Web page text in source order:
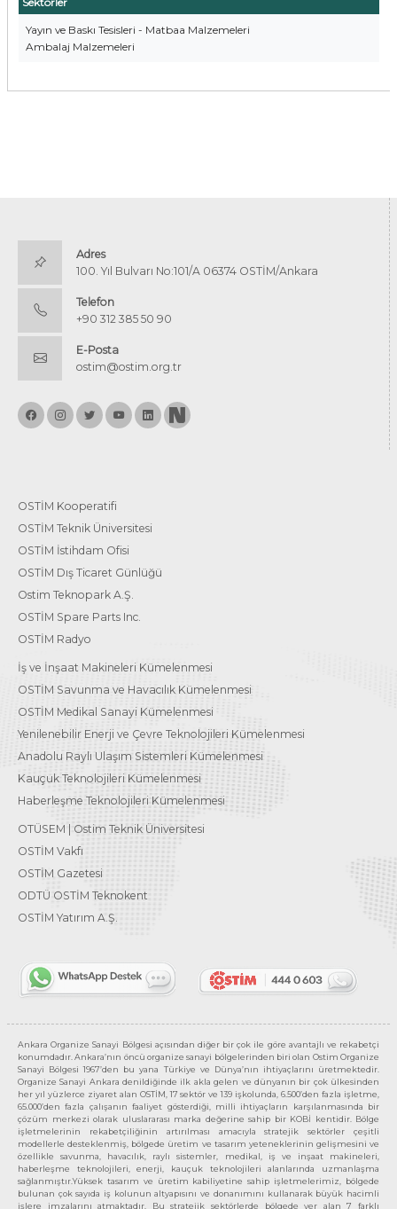
Yayın ve Baskı Tesisleri - Matbaa Malzemeleri
Ambalaj Malzemeleri
Adres
100. Yıl Bulvarı No:101/A 06374 OSTİM/Ankara
Telefon
+90 312 385 50 90
E-Posta
ostim@ostim.org.tr
OSTİM Kooperatifi
OSTİM Teknik Üniversitesi
OSTİM İstihdam Ofisi
OSTİM Dış Ticaret Günlüğü
Ostim Teknopark A.Ş.
OSTİM Spare Parts Inc.
OSTİM Radyo
İş ve İnşaat Makineleri Kümelenmesi
OSTİM Savunma ve Havacılık Kümelenmesi
OSTİM Medikal Sanayi Kümelenmesi
Yenilenebilir Enerji ve Çevre Teknolojileri Kümelenmesi
Anadolu Raylı Ulaşım Sistemleri Kümelenmesi
Kauçuk Teknolojileri Kümelenmesi
Haberleşme Teknolojileri Kümelenmesi
OTÜSEM | Ostim Teknik Üniversitesi
OSTİM Vakfı
OSTİM Gazetesi
ODTÜ OSTİM Teknokent
OSTİM Yatırım A.Ş.
Ankara Organize Sanayi Bölgesi açısından diğer bir çok ile göre avantajlı ve rekabetçi
konumdadır. Ankara’nın öncü organize sanayi bölgelerinden biri olan Ostim Organize
Sanayi Bölgesi 1967’den bu yana Türkiye ve Dünya’nın ihtiyaçlarını üretmektedir.
Organize Sanayi Ankara denildiğinde ilk akla gelen ve dünyanın bir çok ülkesinden
her yıl yüzlerce ziyaret alan OSTİM, 17 sektör ve 139 işkolunda, 6.500’den fazla işletme,
65.000’den fazla çalışanın faaliyet gösterdiği, milli ihtiyaçların karşılanmasında bir
çözüm merkezi olarak uluslararası marka değerine sahip bir KOBİ kentidir. Bölge
işletmelerinin rekabetçiliğinin artırılması amacıyla stratejik sektörler çeşitli
modellerle desteklenmiş, bölgede üretim ve tasarım yeteneklerinin gelişmesini ve
özellikle savunma, havacılık, raylı sistemler, medikal, iş ve inşaat makineleri,
haberleşme teknolojileri, enerji, kauçuk teknolojileri alanlarında uzmanlaşma
sağlanmıştır.Yüksek tasarım ve üretim kabiliyetine sahip işletmelerimiz, bölgede
bulunan çok sayıda iş kolunun altyapısını ve donanımını kullanarak büyük hacimli
işlere imzalarını atmaktadır. Bu stratejik sektörlerde bölgede yer alan 7 farklı